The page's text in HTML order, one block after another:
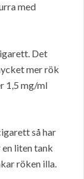
med
Det
mer rök
1,5 mg/ml
så har
en liten tank
röken illa.